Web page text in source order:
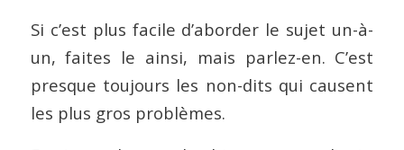
Si c’est plus facile d’aborder le sujet un-à-
un, faites le ainsi, mais parlez-en. C’est
presque toujours les non-dits qui causent
les plus gros problèmes.